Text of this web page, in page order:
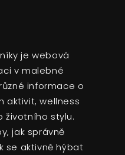
je webová
v malebné
informace o
aktivit, wellness
životního stylu.
jak správně
se aktivně hýbat